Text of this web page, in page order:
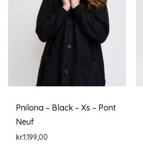
Pnilona – Black – Xs – Pont
Neuf
kr.1.199,00